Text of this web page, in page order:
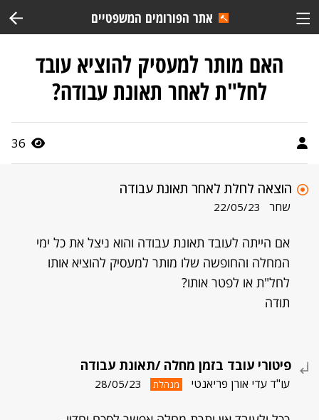
אתר הפורומים המשפטיים
האם מותר למעסיק להוציא עובד
לחל"ת לאחר תאונת עבודה?
36
הוצאה לחלת לאחר תאונת עבודה
שחר 22/05/23
אם הייתה לעובד תאונת עבודה והוא ניצל את כל ימי
המחלה והחופשה שלו מותר למעסיק להוציא אותו
לחל"ת או לפטר אותו?
תודה
פיטורי עובד בזמן מחלה /תאונת עבודה
עו"ד עדי אורן פריאנטי מנהלת 28/05/23